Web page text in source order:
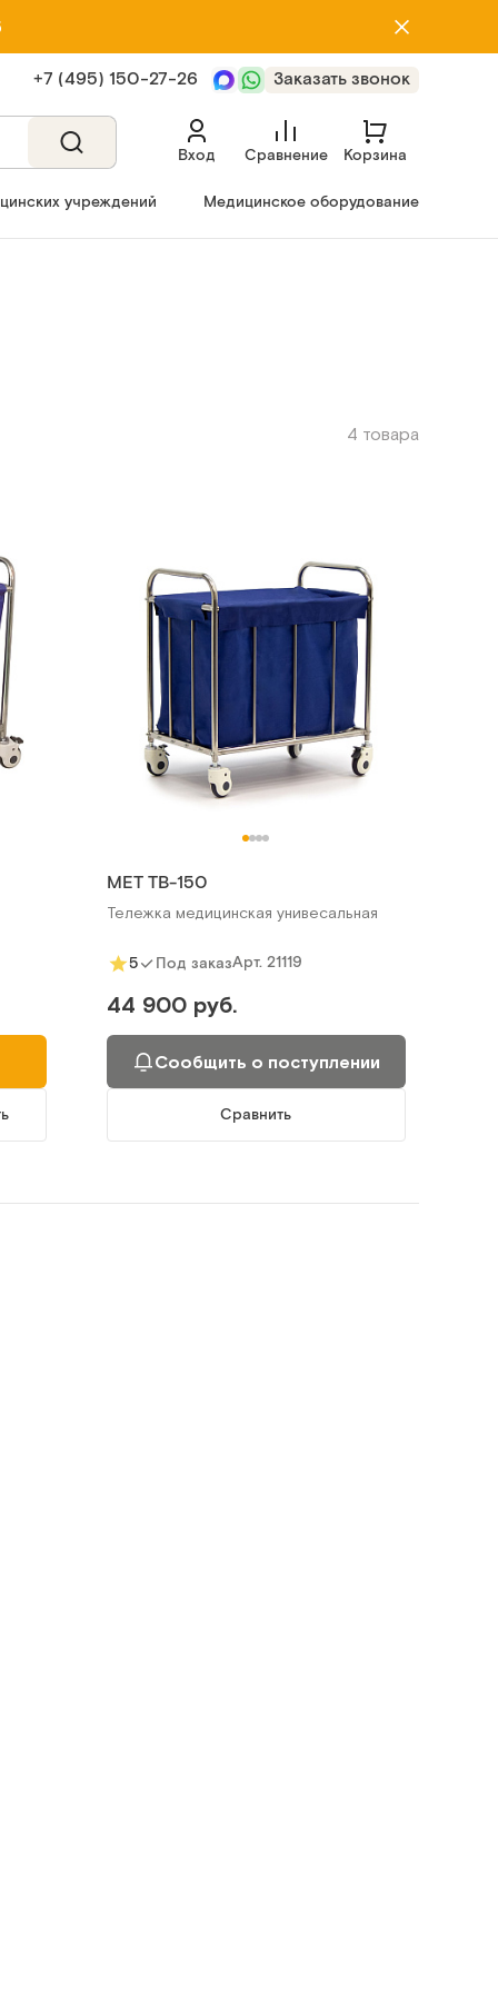
+7 (495) 150‑27‑26 Заказать звонок
Вход Сравнение Корзина
учреждений Медицинское оборудование
4 товара
МЕТ ТВ-150
Тележка медицинская унивесальная
5 Под заказАрт. 21119
44 900 руб.
Сообщить о поступлении
Сравнить